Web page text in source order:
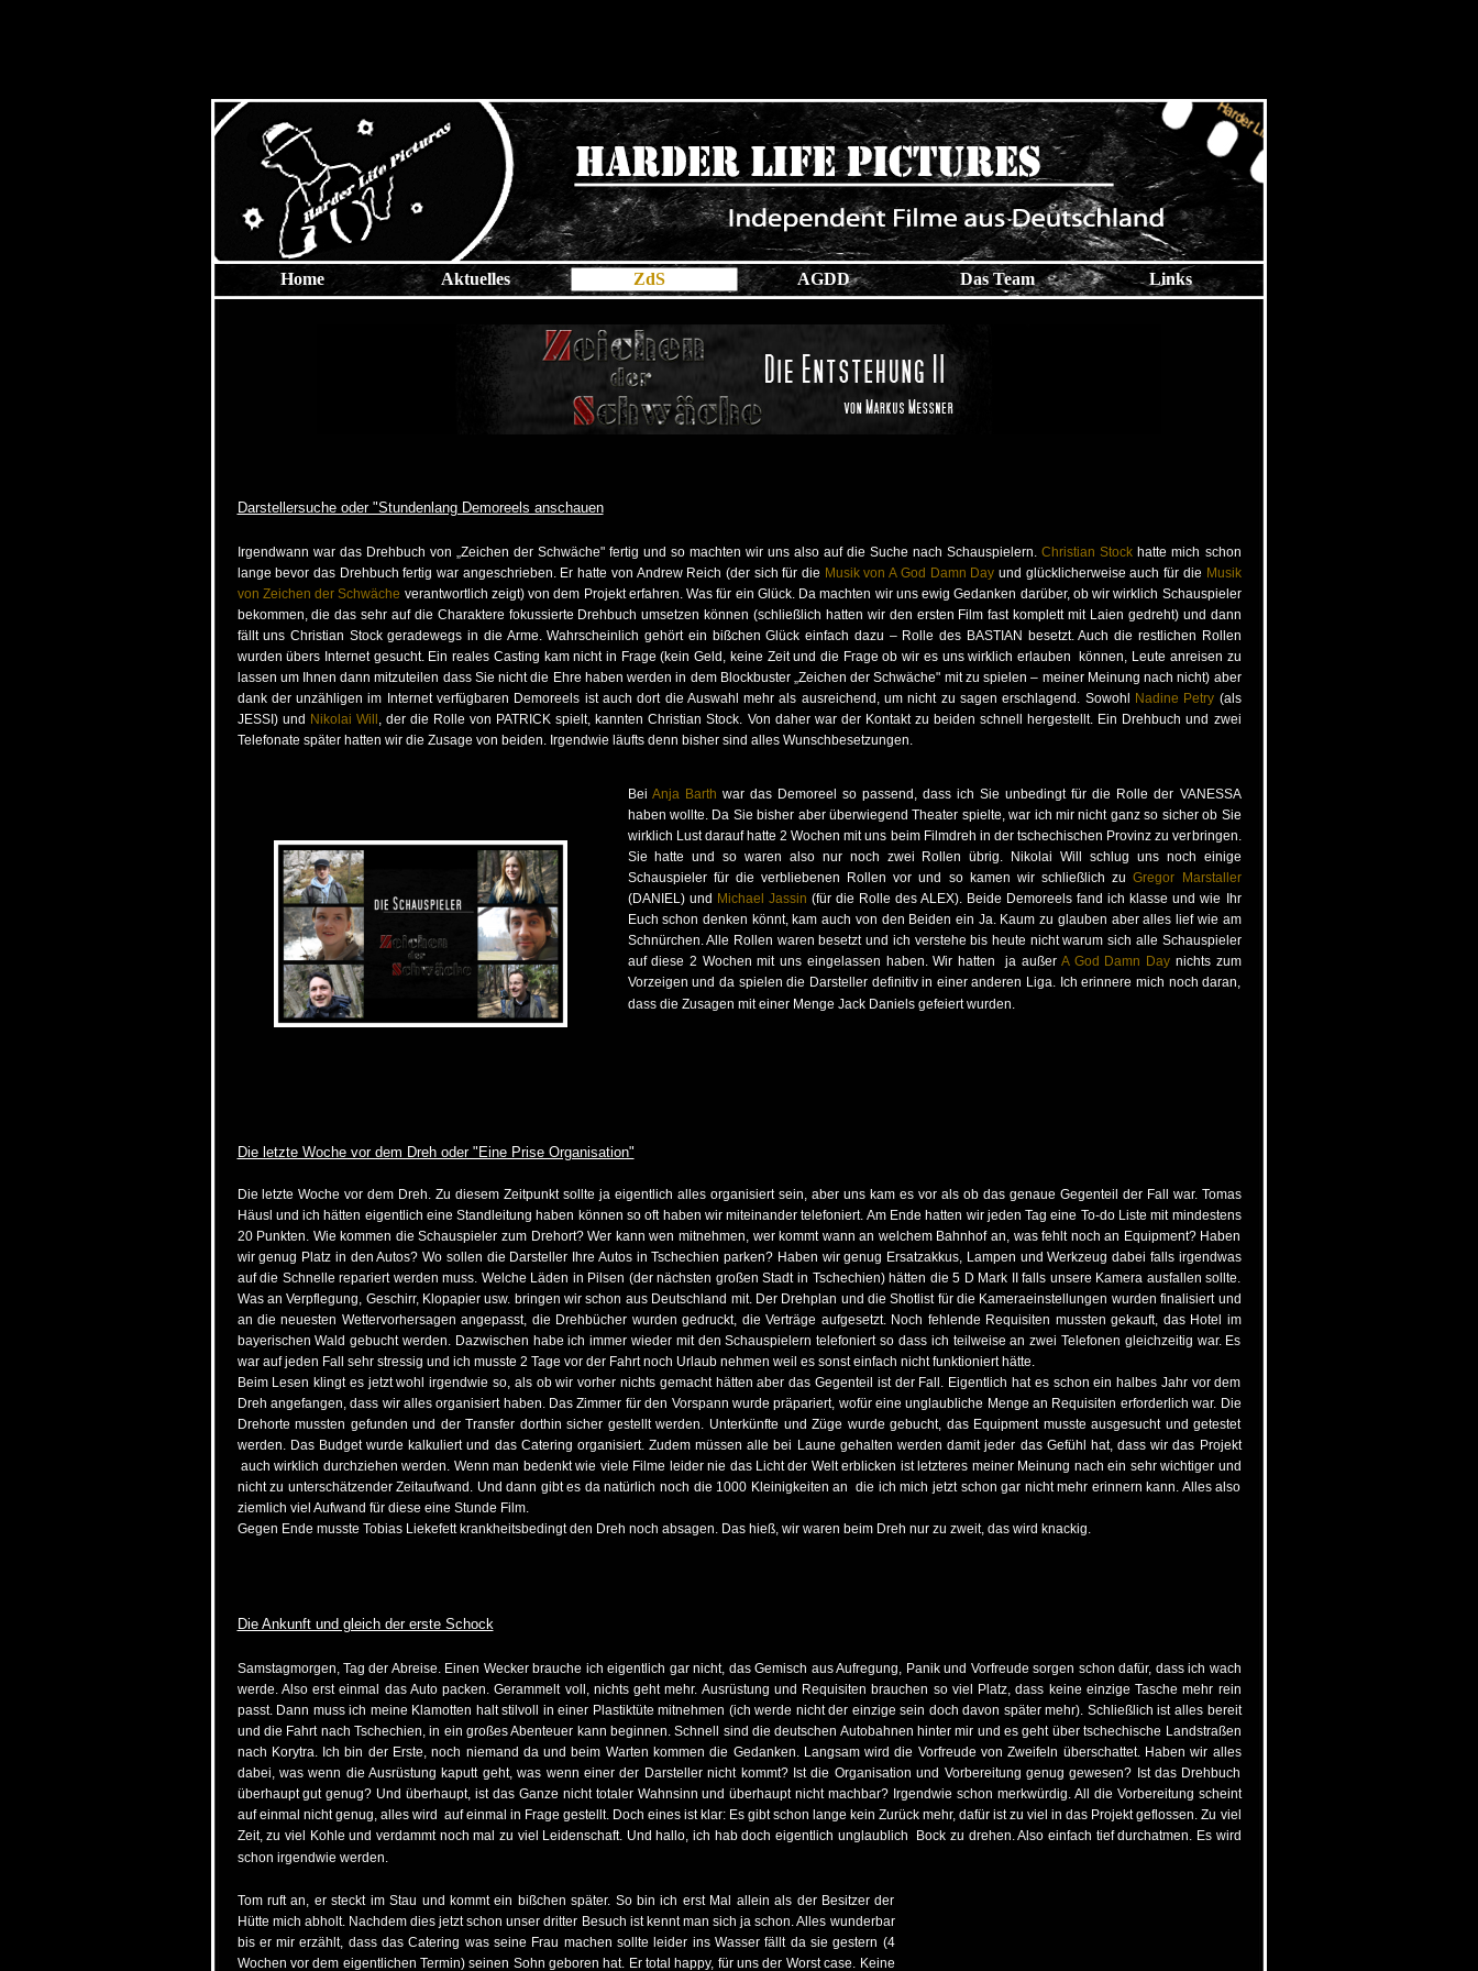
Home Aktuelles ZdS AGDD Das Team Links
Darstellersuche oder "Stundenlang Demoreels anschauen
Irgendwann war das Drehbuch von „Zeichen der Schwäche" fertig und so machten wir uns also auf die Suche nach Schauspielern.Christian Stock hatte mich schon
lange bevor das Drehbuch fertig war angeschrieben. Er hatte von Andrew Reich (der sich für die Musik von A God Damn Day und glücklicherweise auch für die Musik
von Zeichen der Schwäche verantwortlich zeigt) von dem Projekt erfahren. Was für ein Glück. Da machten wir uns ewig Gedanken darüber, ob wir wirklich Schauspieler
bekommen, die das sehr auf die Charaktere fokussierte Drehbuch umsetzen können (schließlich hatten wir den ersten Film fast komplett mit Laien gedreht) und dann
fällt uns Christian Stock geradewegs in die Arme. Wahrscheinlich gehört ein bißchen Glück einfach dazu – Rolle des BASTIAN besetzt. Auch die restlichen Rollen
wurden übers Internet gesucht. Ein reales Casting kam nicht in Frage (kein Geld, keine Zeit und die Frage ob wir es uns wirklich erlauben können, Leute anreisen zu
lassen um Ihnen dann mitzuteilen dass Sie nicht die Ehre haben werden in dem Blockbuster „Zeichen der Schwäche" mit zu spielen – meiner Meinung nach nicht) aber
dank der unzähligen im Internet verfügbaren Demoreels ist auch dort die Auswahl mehr als ausreichend, um nicht zu sagen erschlagend. Sowohl
Nadine Petry (als
JESSI) und Nikolai Will , der die Rolle von PATRICK spielt, kannten Christian Stock. Von daher war der Kontakt zu beiden schnell hergestellt. Ein Drehbuch und zwei
Telefonate später hatten wir die Zusage von beiden. Irgendwie läufts denn bisher sind alles Wunschbesetzungen.
Bei Anja Barth war das Demoreel so passend, dass ich Sie unbedingt für die Rolle der VANESSA
haben wollte. Da Sie bisher aber überwiegend Theater spielte, war ich mir nicht ganz so sicher ob Sie
wirklich Lust darauf hatte 2 Wochen mit uns beim Filmdreh in der tschechischen Provinz zu verbringen.
Sie hatte und so waren also nur noch zwei Rollen übrig. Nikolai Will schlug uns noch einige
Schauspieler für die verbliebenen Rollen vor und so kamen wir schließlich zuGregor Marstaller
(DANIEL) und Michael Jassin (für die Rolle des ALEX). Beide Demoreels fand ich klasse und wie Ihr
Euch schon denken könnt, kam auch von den Beiden ein Ja. Kaum zu glauben aber alles lief wie am
Schnürchen. Alle Rollen waren besetzt und ich verstehe bis heute nicht warum sich alle Schauspieler
auf diese 2 Wochen mit uns eingelassen haben. Wir hatten ja außer A God Damn Day nichts zum
Vorzeigen und da spielen die Darsteller definitiv in einer anderen Liga. Ich erinnere mich noch daran,
dass die Zusagen mit einer Menge Jack Daniels gefeiert wurden.
Die letzte Woche vor dem Dreh oder "Eine Prise Organisation"
Die letzte Woche vor dem Dreh. Zu diesem Zeitpunkt sollte ja eigentlich alles organisiert sein, aber uns kam es vor als ob das genaue Gegenteil der Fall war. Tomas
Häusl und ich hätten eigentlich eine Standleitung haben können so oft haben wir miteinander telefoniert. Am Ende hatten wir jeden Tag eine To-do Liste mit mindestens
20 Punkten. Wie kommen die Schauspieler zum Drehort? Wer kann wen mitnehmen, wer kommt wann an welchem Bahnhof an, was fehlt noch an Equipment? Haben
wir genug Platz in den Autos? Wo sollen die Darsteller Ihre Autos in Tschechien parken? Haben wir genug Ersatzakkus, Lampen und Werkzeug dabei falls irgendwas
auf die Schnelle repariert werden muss. Welche Läden in Pilsen (der nächsten großen Stadt in Tschechien) hätten die 5 D Mark II falls unsere Kamera ausfallen sollte.
Was an Verpflegung, Geschirr, Klopapier usw. bringen wir schon aus Deutschland mit. Der Drehplan und die Shotlist für die Kameraeinstellungen wurden finalisiert und
an die neuesten Wettervorhersagen angepasst, die Drehbücher wurden gedruckt, die Verträge aufgesetzt. Noch fehlende Requisiten mussten gekauft, das Hotel im
bayerischen Wald gebucht werden. Dazwischen habe ich immer wieder mit den Schauspielern telefoniert so dass ich teilweise an zwei Telefonen gleichzeitig war. Es
war auf jeden Fall sehr stressig und ich musste 2 Tage vor der Fahrt noch Urlaub nehmen weil es sonst einfach nicht funktioniert hätte.
Beim Lesen klingt es jetzt wohl irgendwie so, als ob wir vorher nichts gemacht hätten aber das Gegenteil ist der Fall. Eigentlich hat es schon ein halbes Jahr vor dem
Dreh angefangen, dass wir alles organisiert haben. Das Zimmer für den Vorspann wurde präpariert, wofür eine unglaubliche Menge an Requisiten erforderlich war. Die
Drehorte mussten gefunden und der Transfer dorthin sicher gestellt werden. Unterkünfte und Züge wurde gebucht, das Equipment musste ausgesucht und getestet
werden. Das Budget wurde kalkuliert und das Catering organisiert. Zudem müssen alle bei Laune gehalten werden damit jeder das Gefühl hat, dass wir das Projekt
auch wirklich durchziehen werden. Wenn man bedenkt wie viele Filme leider nie das Licht der Welt erblicken ist letzteres meiner Meinung nach ein sehr wichtiger und
nicht zu unterschätzender Zeitaufwand. Und dann gibt es da natürlich noch die 1000 Kleinigkeiten an die ich mich jetzt schon gar nicht mehr erinnern kann. Alles also
ziemlich viel Aufwand für diese eine Stunde Film.
Gegen Ende musste Tobias Liekefett krankheitsbedingt den Dreh noch absagen. Das hieß, wir waren beim Dreh nur zu zweit, das wird knackig.
Die Ankunft und gleich der erste Schock
Samstagmorgen, Tag der Abreise. Einen Wecker brauche ich eigentlich gar nicht, das Gemisch aus Aufregung, Panik und Vorfreude sorgen schon dafür, dass ich wach
werde. Also erst einmal das Auto packen. Gerammelt voll, nichts geht mehr. Ausrüstung und Requisiten brauchen so viel Platz, dass keine einzige Tasche mehr rein
passt. Dann muss ich meine Klamotten halt stilvoll in einer Plastiktüte mitnehmen (ich werde nicht der einzige sein doch davon später mehr). Schließlich ist alles bereit
und die Fahrt nach Tschechien, in ein großes Abenteuer kann beginnen. Schnell sind die deutschen Autobahnen hinter mir und es geht über tschechische Landstraßen
nach Korytra. Ich bin der Erste, noch niemand da und beim Warten kommen die Gedanken. Langsam wird die Vorfreude von Zweifeln überschattet. Haben wir alles
dabei, was wenn die Ausrüstung kaputt geht, was wenn einer der Darsteller nicht kommt? Ist die Organisation und Vorbereitung genug gewesen? Ist das Drehbuch
überhaupt gut genug? Und überhaupt, ist das Ganze nicht totaler Wahnsinn und überhaupt nicht machbar? Irgendwie schon merkwürdig. All die Vorbereitung scheint
auf einmal nicht genug, alles wird auf einmal in Frage gestellt. Doch eines ist klar: Es gibt schon lange kein Zurück mehr, dafür ist zu viel in das Projekt geflossen. Zu viel
Zeit, zu viel Kohle und verdammt noch mal zu viel Leidenschaft. Und hallo, ich hab doch eigentlich unglaublich Bock zu drehen. Also einfach tief durchatmen. Es wird
schon irgendwie werden.
Tom ruft an, er steckt im Stau und kommt ein bißchen später. So bin ich erst Mal allein als der Besitzer der
Hütte mich abholt. Nachdem dies jetzt schon unser dritter Besuch ist kennt man sich ja schon. Alles wunderbar
bis er mir erzählt, dass das Catering was seine Frau machen sollte leider ins Wasser fällt da sie gestern (4
Wochen vor dem eigentlichen Termin) seinen Sohn geboren hat. Er total happy, für uns der Worst case. Keine